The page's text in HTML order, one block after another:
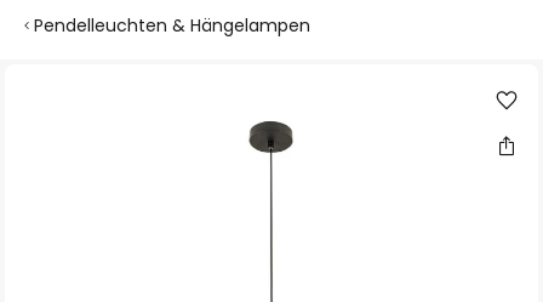
Pendelleuchten & Hängelampen